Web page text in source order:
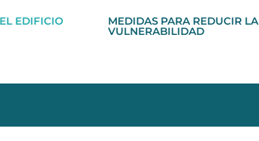
EDIFICIO MEDIDAS PARA REDUCIR LA
VULNERABILIDAD